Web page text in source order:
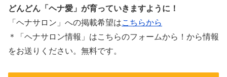
どんどん「ヘナ愛」が育っていきますように！
「ヘナサロン」への掲載希望はこちらから
＊「ヘナサロン情報」はこちらのフォームから！から情報
をお送りください。無料です。